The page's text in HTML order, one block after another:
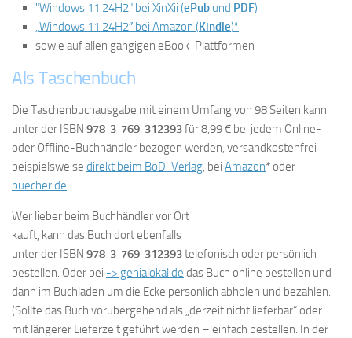
"Windows 11 24H2" bei XinXii (ePub und PDF)
„Windows 11 24H2″ bei Amazon (Kindle)*
sowie auf allen gängigen eBook-Plattformen
Als Taschenbuch
Die Taschenbuchausgabe mit einem Umfang von 98 Seiten kann
unter der ISBN 978-3-769-312393für 8,99 € bei jedem Online-
oder Offline-Buchhändler bezogen werden, versandkostenfrei
beispielsweise direkt beim BoD-Verlag, bei Amazon* oder
buecher.de.
Wer lieber beim Buchhändler vor Ort
kauft, kann das Buch dort ebenfalls
unter der ISBN 978-3-769-312393telefonisch oder persönlich
bestellen. Oder bei -> genialokal.de das Buch online bestellen und
dann im Buchladen um die Ecke persönlich abholen und bezahlen.
(Sollte das Buch vorübergehend als „derzeit nicht lieferbar“ oder
mit längerer Lieferzeit geführt werden – einfach bestellen. In der